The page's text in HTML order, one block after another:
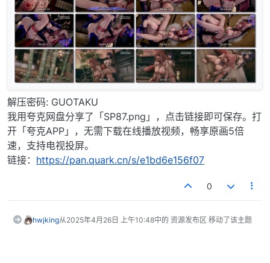
解压密码: GUOTAKU
我用夸克网盘分享了「SP87.png」，点击链接即可保存。打
开「夸克APP」，无需下载在线播放视频，畅享原画5倍
速，支持电视投屏。
链接： https://pan.quark.cn/s/e1bd6e156f07
0
hwjking从2025年4月26日 上午10:48中的 资源发布区 移动了该主题